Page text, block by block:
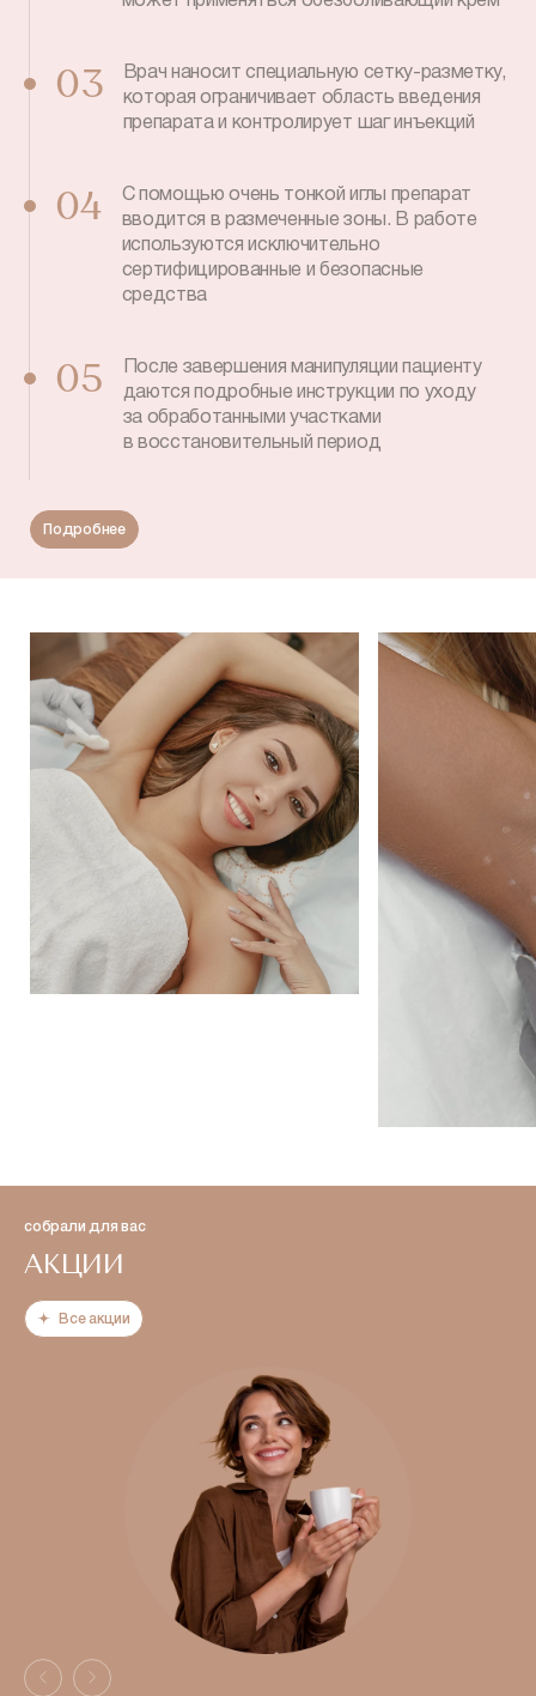
03
Врач наносит специальную сетку-разметку,
которая ограничивает область введения
препарата и контролирует шаг инъекций
04
С помощью очень тонкой иглы препарат
вводится в размеченные зоны. В работе
используются исключительно
сертифицированные и безопасные
средства
05
После завершения манипуляции пациенту
даются подробные инструкции по уходу
за обработанными участками
в восстановительный период
Подробнее
собрали для вас
АКЦИИ
Все акции